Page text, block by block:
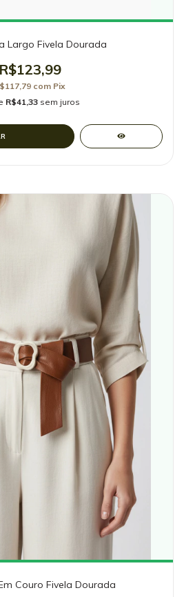
Largo Fivela Dourada
R$123,99
com Pix
R$41,33 sem juros
Couro Fivela Dourada